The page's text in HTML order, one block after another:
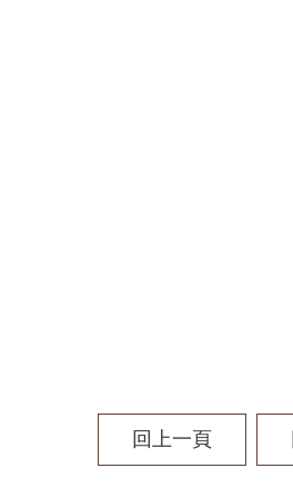
回上一頁